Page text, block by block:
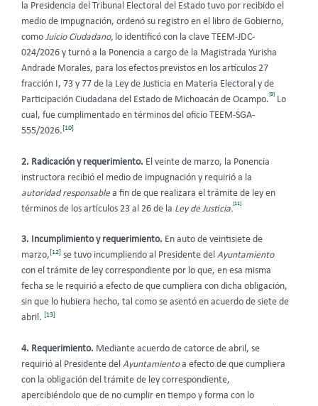
la Presidencia del Tribunal Electoral del Estado tuvo por recibido el
medio de impugnación, ordenó su registro en el libro de Gobierno,
como Juicio Ciudadano, lo identificó con la clave TEEM-JDC-
024/2026 y turnó a la Ponencia a cargo de la Magistrada Yurisha
Andrade Morales, para los efectos previstos en los artículos 27
fracción I, 73 y 77 de la Ley de Justicia en Materia Electoral y de
Participación Ciudadana del Estado de Michoacán de Ocampo.
[9]
Lo
cual, fue cumplimentado en términos del oficio TEEM-SGA-
555/2026.[10]
2. Radicación y requerimiento. El veinte de marzo, la Ponencia
instructora recibió el medio de impugnación y requirió a la
autoridad responsablea fin de que realizara el trámite de ley en
términos de los artículos 23 al 26 de la Ley de Justicia.
[11]
3. Incumplimiento y requerimiento. En auto de veintisiete de
marzo,[12] se tuvo incumpliendo al Presidente del Ayuntamiento
con el trámite de ley correspondiente por lo que, en esa misma
fecha se le requirió a efecto de que cumpliera con dicha obligación,
sin que lo hubiera hecho, tal como se asentó en acuerdo de siete de
abril. [13]
4. Requerimiento. Mediante acuerdo de catorce de abril, se
requirió al Presidente del Ayuntamientoa efecto de que cumpliera
con la obligación del trámite de ley correspondiente,
apercibiéndolo que de no cumplir en tiempo y forma con lo